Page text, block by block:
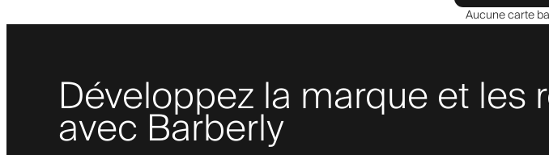
Aucune carte
Développez la marque et
avec Barberly